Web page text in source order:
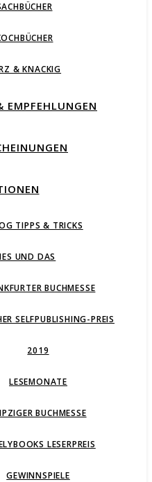
& KNACKIG
EMPFEHLUNGEN
TIPPS & TRICKS
UND DAS
BUCHMESSE
SELFPUBLISHING-PREIS
2019
LESEMONATE
BUCHMESSE
LESERPREIS
GEWINNSPIELE